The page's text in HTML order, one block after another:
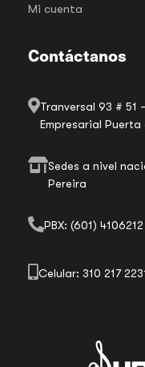
Mi cuenta
Contáctanos
Tranversal 93 # 51
Empresarial Puerta
Sedes a nivel
Pereira
PBX: (601) 4106212
Celular: 310 217